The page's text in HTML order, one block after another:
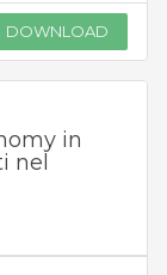
DOWNLOAD
in
nel